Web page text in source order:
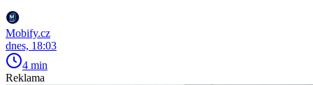
Mobify.cz
dnes, 18:03
4 min
Reklama